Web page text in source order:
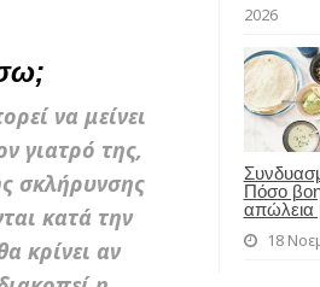
2026
Πόσο
απώλεια
18
να μείνει
γιατρό της,
σκλήρυνσης
κατά την
κρίνει αν